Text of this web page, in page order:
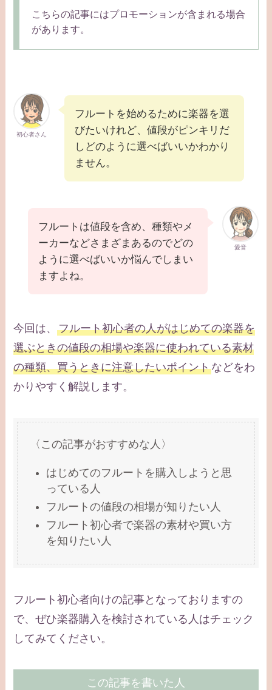
こちらの記事にはプロモーションが含まれる場合
があります。
初心者さん
フルートを始めるために楽器を選
びたいけれど、値段がピンキリだ
しどのように選べばいいかわかり
ません。
愛音
フルートは値段を含め、種類やメ
ーカーなどさまざまあるのでどの
ように選べばいいか悩んでしまい
ますよね。
今回は、フルート初心者の人がはじめての楽器を
選ぶときの値段の相場や楽器に使われている素材
の種類、買うときに注意したいポイントなどをわ
かりやすく解説します。
〈この記事がおすすめな人〉
はじめてのフルートを購入しようと思
っている人
フルートの値段の相場が知りたい人
フルート初心者で楽器の素材や買い方
を知りたい人
フルート初心者向けの記事となっておりますの
で、ぜひ楽器購入を検討されている人はチェック
してみてください。
この記事を書いた人